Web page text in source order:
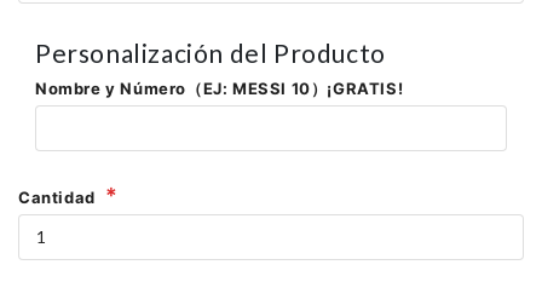
Personalización del Producto
Nombre y Número（EJ: MESSI 10）¡GRATIS!
Cantidad